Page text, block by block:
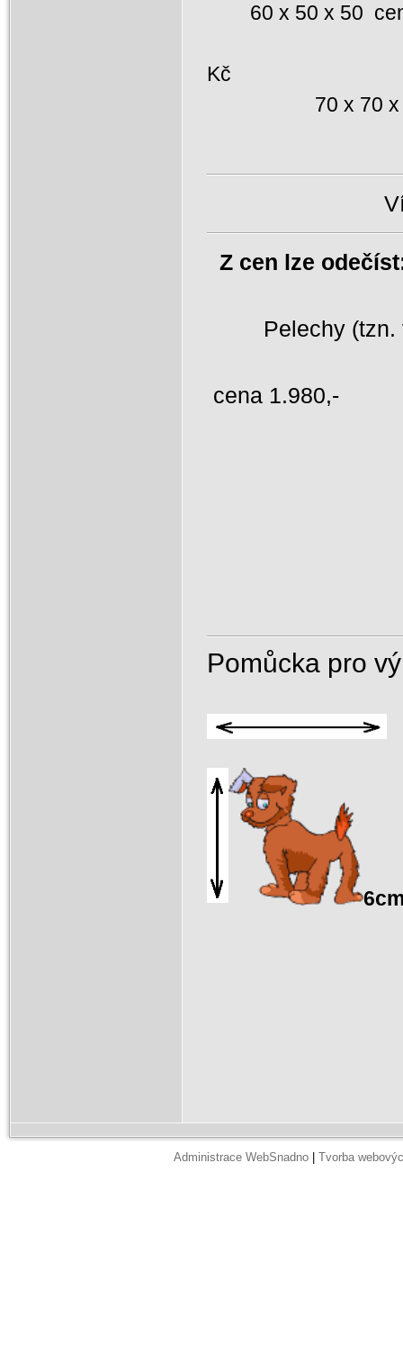
60 x
70 x 70 x 70
Z cen lze
Pelechy (tzn.
Pomůcka pro
Administrace WebSnadno Tvorba